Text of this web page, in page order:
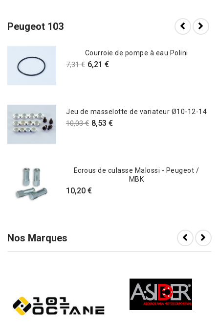
Peugeot 103
Courroie de pompe à eau Polini
7,31 € 6,21 €
Jeu de masselotte de variateur Ø10-12-14
10,03 € 8,53 €
Ecrous de culasse Malossi - Peugeot /
MBK
10,20 €
Nos Marques